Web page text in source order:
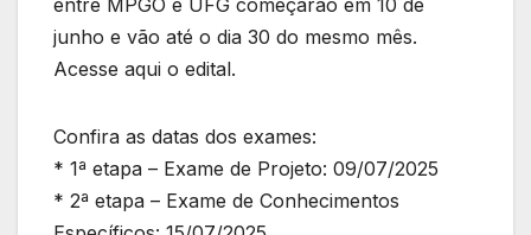
entre MPGO e UFG começarão em 10 de
junho e vão até o dia 30 do mesmo mês.
Acesse aqui o edital.
Confira as datas dos exames:
* 1ª etapa – Exame de Projeto: 09/07/2025
* 2ª etapa – Exame de Conhecimentos